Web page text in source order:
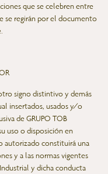
que se celebren entre
se regirán por el documento
signo distintivo y demás
insertados, usados y/o
de GRUPO TOB
uso o disposición en
autorizado constituirá una
y a las normas vigentes
y dicha conducta